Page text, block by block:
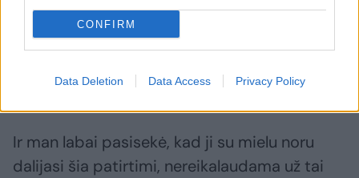
CONFIRM
Data Deletion Data Access Privacy Policy
morališkai sudėliojo visus taškus.
apimančios patirties, kiek aš tikrai neturiu.
Ir man labai pasisekė, kad ji su mielu noru
dalijasi šia patirtimi, nereikalaudama už tai